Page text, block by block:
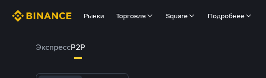
Рынки Торговля Square Подробнее
ЭкспрессP2P